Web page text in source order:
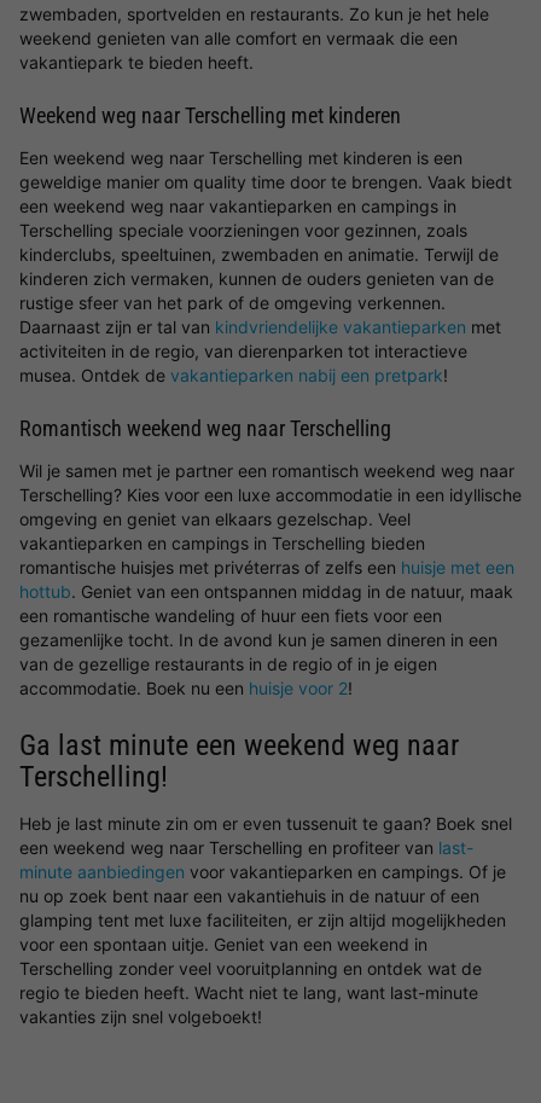
zwembaden, sportvelden en restaurants. Zo kun je het hele
weekend genieten van alle comfort en vermaak die een
vakantiepark te bieden heeft.
Weekend weg naar Terschelling met kinderen
Een weekend weg naar Terschelling met kinderen is een
geweldige manier om quality time door te brengen. Vaak biedt
een weekend weg naar vakantieparken en campings in
Terschelling speciale voorzieningen voor gezinnen, zoals
kinderclubs, speeltuinen, zwembaden en animatie. Terwijl de
kinderen zich vermaken, kunnen de ouders genieten van de
rustige sfeer van het park of de omgeving verkennen.
Daarnaast zijn er tal van kindvriendelijke vakantieparken met
activiteiten in de regio, van dierenparken tot interactieve
musea. Ontdek de vakantieparken nabij een pretpark!
Romantisch weekend weg naar Terschelling
Wil je samen met je partner een romantisch weekend weg naar
Terschelling? Kies voor een luxe accommodatie in een idyllische
omgeving en geniet van elkaars gezelschap. Veel
vakantieparken en campings in Terschelling bieden
romantische huisjes met privéterras of zelfs een huisje met een
hottub. Geniet van een ontspannen middag in de natuur, maak
een romantische wandeling of huur een fiets voor een
gezamenlijke tocht. In de avond kun je samen dineren in een
van de gezellige restaurants in de regio of in je eigen
accommodatie. Boek nu een huisje voor 2!
Ga last minute een weekend weg naar
Terschelling!
Heb je last minute zin om er even tussenuit te gaan? Boek snel
een weekend weg naar Terschelling en profiteer van last-
minute aanbiedingen voor vakantieparken en campings. Of je
nu op zoek bent naar een vakantiehuis in de natuur of een
glamping tent met luxe faciliteiten, er zijn altijd mogelijkheden
voor een spontaan uitje. Geniet van een weekend in
Terschelling zonder veel vooruitplanning en ontdek wat de
regio te bieden heeft. Wacht niet te lang, want last-minute
vakanties zijn snel volgeboekt!